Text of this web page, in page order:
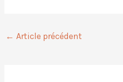
← Article précédent